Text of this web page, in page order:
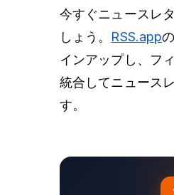
今すぐニュースレ
しょう。 RSS.app
インアップし、フ
統合してニュース
す。